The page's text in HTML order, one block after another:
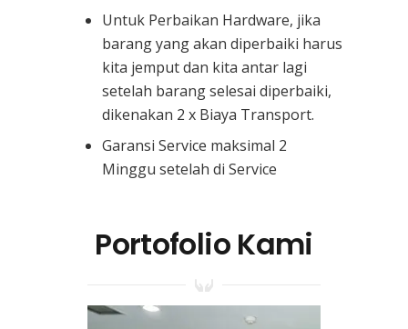
Untuk Perbaikan Hardware, jika
barang yang akan diperbaiki harus
kita jemput dan kita antar lagi
setelah barang selesai diperbaiki,
dikenakan 2 x Biaya Transport.
Garansi Service maksimal 2
Minggu setelah di Service
Portofolio Kami